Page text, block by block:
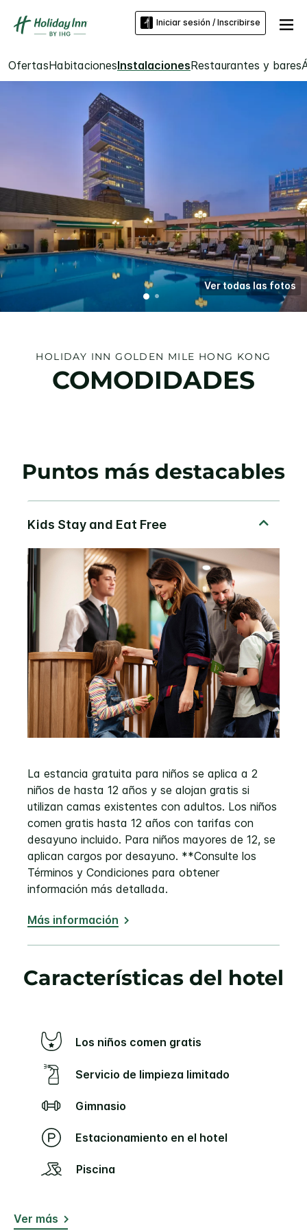
Iniciar sesión / Inscribirse
OfertasHabitacionesInstalacionesRestaurantes y bares
Ver todas las fotos
HOLIDAY INN GOLDEN MILE HONG KONG
COMODIDADES
Puntos más destacables
La estancia gratuita para niños se aplica a 2
niños de hasta 12 años y se alojan gratis si
utilizan camas existentes con adultos. Los niños
comen gratis hasta 12 años con tarifas con
desayuno incluido. Para niños mayores de 12, se
aplican cargos por desayuno. **Consulte los
Términos y Condiciones para obtener
información más detallada.
Más información
Características del hotel
Los niños comen gratis
Servicio de limpieza limitado
Gimnasio
Estacionamiento en el hotel
Piscina
Ver más